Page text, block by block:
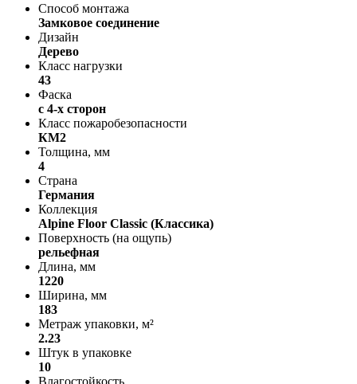
Способ монтажа
Замковое соединение
Дизайн
Дерево
Класс нагрузки
43
Фаска
с 4-х сторон
Класс пожаробезопасности
КМ2
Толщина, мм
4
Страна
Германия
Коллекция
Alpine Floor Classic (Классика)
Поверхность (на ощупь)
рельефная
Длина, мм
1220
Ширина, мм
183
Метраж упаковки, м²
2.23
Штук в упаковке
10
Влагостойкость